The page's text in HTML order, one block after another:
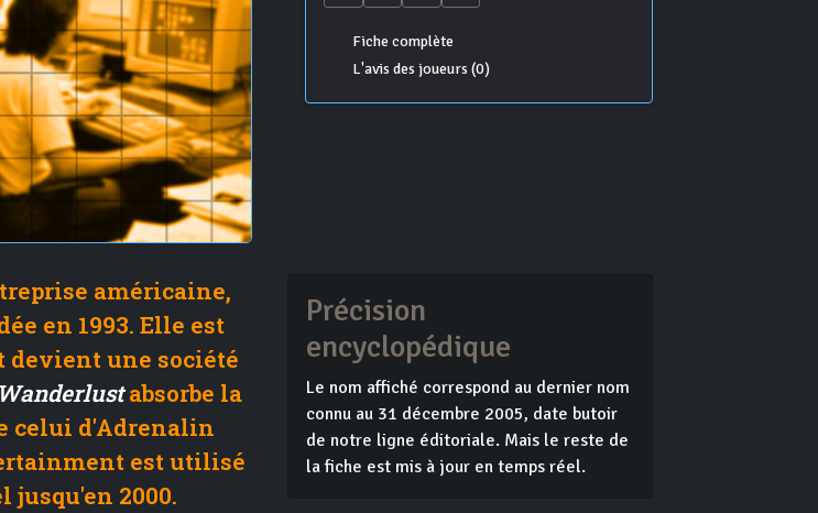
Fiche complète
L'avis des joueurs (0)
américaine,
en 1993. Elle est
devient une société
Wanderlustabsorbe la
celui d'Adrenalin
est utilisé
jusqu'en 2000.
Précision
encyclopédique
Le nom affiché correspond au dernier nom
connu au 31 décembre 2005, date butoir
de notre ligne éditoriale. Mais le reste de
la fiche est mis à jour en temps réel.